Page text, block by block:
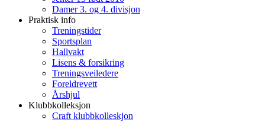
Damer 3. og 4. divisjon
Praktisk info
Treningstider
Sportsplan
Hallvakt
Lisens & forsikring
Treningsveiledere
Foreldrevett
Årshjul
Klubbkolleksjon
Craft klubbkolleskjon